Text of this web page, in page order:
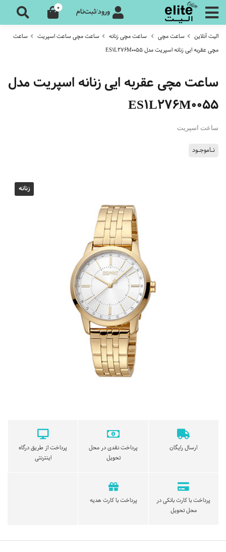
ورود/ثبت‌نام 0
الیت آنلاین ساعت مچی ساعت مچی زنانه ساعت مچی ساعت اسپریت
ساعت
مچی عقربه ایی زنانه اسپریت مدل ES1L276M0055
ساعت مچی عقربه ایی زنانه اسپریت مدل
ES1L276M0055
ساعت اسپریت
نـاموجـود
زنانه
ارسال رایگان
پرداخت نقدی در محل
تحویل
پرداخت از طریق درگاه
اینترنتی
پرداخت با کارت بانکی در
محل تحویل
پرداخت با کارت هدیه